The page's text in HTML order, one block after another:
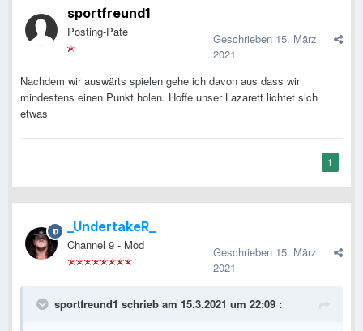
sportfreund1
Posting-Pate Geschrieben 15. März
2021
Nachdem wir auswärts spielen gehe ich davon aus dass wir
mindestens einen Punkt holen. Hoffe unser Lazarett lichtet sich
etwas
1
_UndertakeR_
Channel 9 - Mod Geschrieben 15. März
2021
sportfreund1 schrieb am 15.3.2021 um 22:09 :